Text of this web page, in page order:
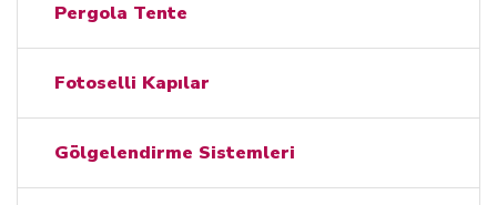
Pergola Tente
Fotoselli Kapılar
Gölgelendirme Sistemleri